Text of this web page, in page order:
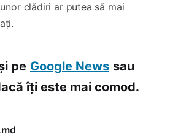
clădiri ar putea să mai
pe Google News sau
îți este mai comod.